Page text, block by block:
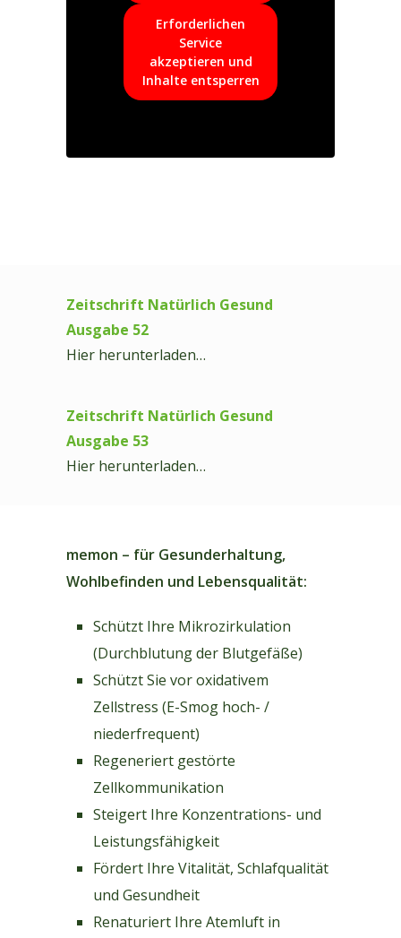
Erforderlichen
Service
akzeptieren und
Inhalte entsperren
Zeitschrift Natürlich Gesund
Ausgabe 52
Hier herunterladen…
Zeitschrift Natürlich Gesund
Ausgabe 53
Hier herunterladen…
memon – für Gesunderhaltung,
Wohlbefinden und Lebensqualität:
Schützt Ihre Mikrozirkulation
(Durchblutung der Blutgefäße)
Schützt Sie vor oxidativem
Zellstress (E-Smog hoch- /
niederfrequent)
Regeneriert gestörte
Zellkommunikation
Steigert Ihre Konzentrations- und
Leistungsfähigkeit
Fördert Ihre Vitalität, Schlafqualität
und Gesundheit
Renaturiert Ihre Atemluft in